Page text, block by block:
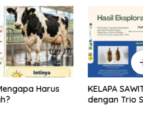
KELAPA SAWIT: Harapan
dengan Trio Serangga Baru